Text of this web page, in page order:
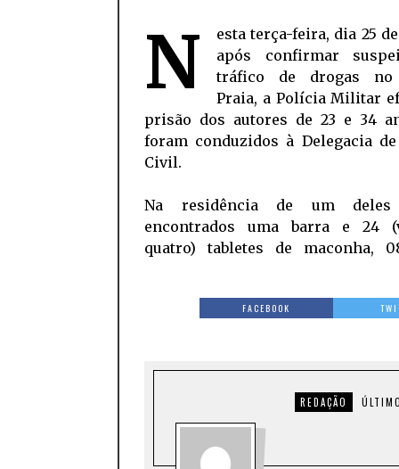
N
esta terça-feira, dia 25
após confirmar
tráfico de drogas no
Praia, a Polícia Militar
prisão dos autores de 23 e 34
foram conduzidos à Delegacia
Civil.
Na residência de um deles
encontrados uma barra e 24
quatro) tabletes de maconha,
FACEBOOK
REDAÇÃO